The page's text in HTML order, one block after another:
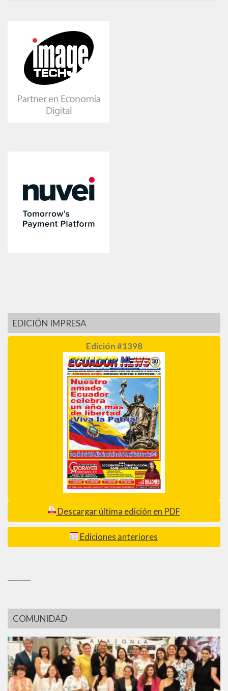
EDICIÓN IMPRESA
Edición #1398
Descargar última edición en PDF
Ediciones anteriores
COMUNIDAD